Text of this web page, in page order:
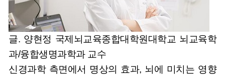
글. 양현정 국제뇌교육종합대학원대학교 뇌교육학
과/융합생명과학과 교수
신경과학 측면에서 명상의 효과, 뇌에 미치는 영향